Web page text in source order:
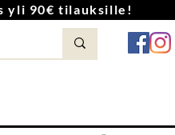
yli 90€ tilauksille!